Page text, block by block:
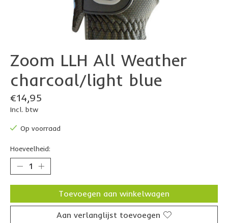
Zoom LLH All Weather
charcoal/light blue
€14,95
Incl. btw
Op voorraad
Hoeveelheid:
Toevoegen aan winkelwagen
Aan verlanglijst toevoegen